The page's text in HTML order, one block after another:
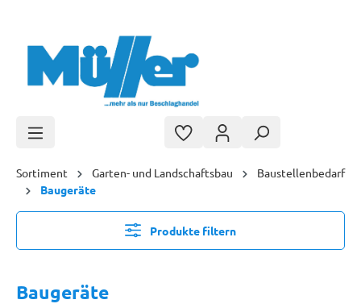
Sortiment Garten- und Landschaftsbau
Baustellenbedarf
Baugeräte
Produkte filtern
Baugeräte